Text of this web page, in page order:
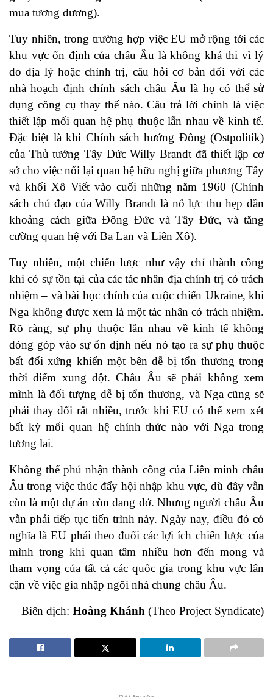
mua tương đương).
Tuy nhiên, trong trường hợp việc EU mở rộng tới các
khu vực ổn định của châu Âu là không khả thi vì lý
do địa lý hoặc chính trị, câu hỏi cơ bản đối với các
nhà hoạch định chính sách châu Âu là họ có thể sử
dụng công cụ thay thế nào. Câu trả lời chính là việc
thiết lập mối quan hệ phụ thuộc lẫn nhau về kinh tế.
Đặc biệt là khi Chính sách hướng Đông (Ostpolitik)
của Thủ tướng Tây Đức Willy Brandt đã thiết lập cơ
sở cho việc nối lại quan hệ hữu nghị giữa phương Tây
và khối Xô Viết vào cuối những năm 1960 (Chính
sách chủ đạo của Willy Brandt là nỗ lực thu hẹp dần
khoảng cách giữa Đông Đức và Tây Đức, và tăng
cường quan hệ với Ba Lan và Liên Xô).
Tuy nhiên, một chiến lược như vậy chỉ thành công
khi có sự tồn tại của các tác nhân địa chính trị có trách
nhiệm – và bài học chính của cuộc chiến Ukraine, khi
Nga không được xem là một tác nhân có trách nhiệm.
Rõ ràng, sự phụ thuộc lẫn nhau về kinh tế không
đóng góp vào sự ổn định nếu nó tạo ra sự phụ thuộc
bất đối xứng khiến một bên dễ bị tổn thương trong
thời điểm xung đột. Châu Âu sẽ phải không xem
mình là đối tượng dễ bị tổn thương, và Nga cũng sẽ
phải thay đổi rất nhiều, trước khi EU có thể xem xét
bất kỳ mối quan hệ chính thức nào với Nga trong
tương lai.
Không thể phủ nhận thành công của Liên minh châu
Âu trong việc thúc đẩy hội nhập khu vực, dù đây vẫn
còn là một dự án còn dang dở. Nhưng người châu Âu
vẫn phải tiếp tục tiến trình này. Ngày nay, điều đó có
nghĩa là EU phải theo đuổi các lợi ích chiến lược của
mình trong khi quan tâm nhiều hơn đến mong và
tham vọng của tất cả các quốc gia trong khu vực lân
cận về việc gia nhập ngôi nhà chung châu Âu.
Biên dịch: Hoàng Khánh (Theo Project Syndicate)